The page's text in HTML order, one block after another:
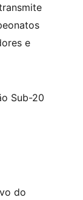
e
Sub-20
do